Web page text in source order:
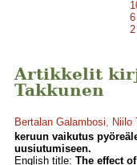
Artikkelit
Takkunen
Bertalan Galambosi, Niilo
keruun vaikutus
uusiutumiseen.
English title: The effect